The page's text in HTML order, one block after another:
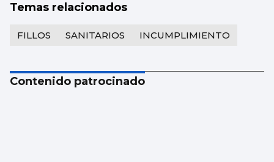
Temas relacionados
FILLOS SANITARIOS INCUMPLIMIENTO
Contenido patrocinado